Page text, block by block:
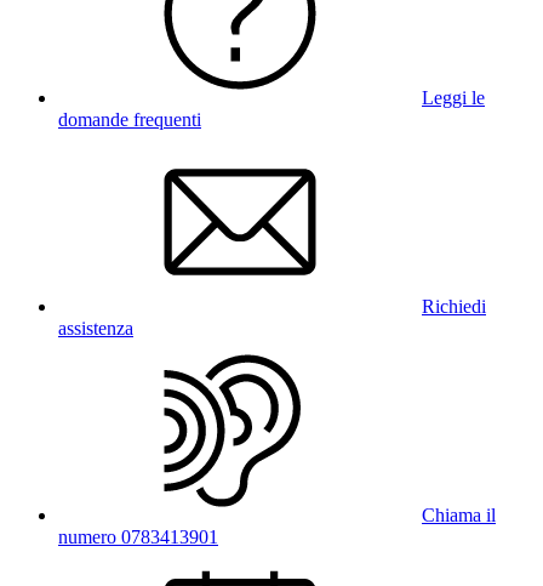
Leggi le
domande frequenti
Richiedi
assistenza
Chiama il
numero 0783413901